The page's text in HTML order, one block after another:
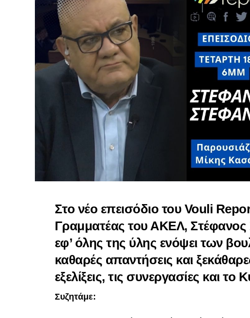
Στο νέο επεισόδιο του Vouli
Γραμματέας του ΑΚΕΛ, Στέφανος
εφ’ όλης της ύλης ενόψει των
καθαρές απαντήσεις και
εξελίξεις, τις συνεργασίες και το
Συζητάμε: